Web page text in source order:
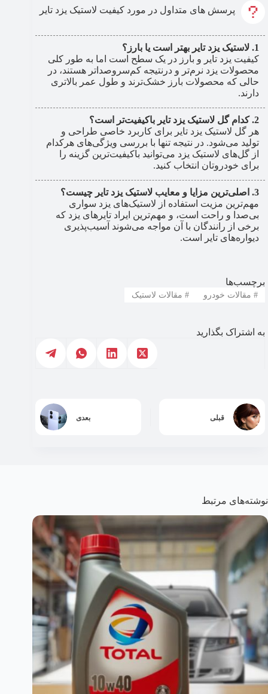
پرسش های متداول در مورد کیفیت لاستیک یزد تایر
لاستیک یزد تایر بهتر است یا بارز؟
کیفیت یزد تایر و بارز در یک سطح است اما به طور کلی
محصولات یزد نرم‌تر و درنتیجه کم‌سروصداتر هستند، در
حالی که محصولات بارز خشک‌ترند و طول عمر بالاتری
دارند.
کدام گل لاستیک یزد تایر باکیفیت‌تر است؟
هر گل لاستیک یزد تایر برای کاربرد خاصی طراحی و
تولید می‌شود. در نتیجه تنها با بررسی ویژگی‌های هرکدام
از گل‌های لاستیک یزد می‌توانید باکیفیت‌ترین گزینه را
برای خودروتان انتخاب کنید.
اصلی‌ترین مزایا و معایب لاستیک یزد تایر چیست؟
مهم‌ترین مزیت استفاده از لاستیک‌های یزد سواری
بی‌صدا و راحت است، و مهم‌ترین ایراد تایرهای یزد که
برخی از رانندگان با آن مواجه می‌شوند آسیب‌پذیری
دیواره‌های تایر است.
برچسب‌ها
#مقالات خودرو #مقالات لاستیک
به اشتراک بگذارید
قبلی بعدی
نوشته‌های مرتبط